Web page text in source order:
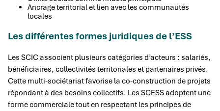
Ancrage territorial et lien avec les communautés
locales
Les différentes formes juridiques de l’ESS
Les SCIC associent plusieurs catégories d’acteurs : salariés,
bénéficiaires, collectivités territoriales et partenaires privés.
Cette multi-sociétariat favorise la co-construction de projets
répondant à des besoins collectifs. Les SCESS adoptent une
forme commerciale tout en respectant les principes de